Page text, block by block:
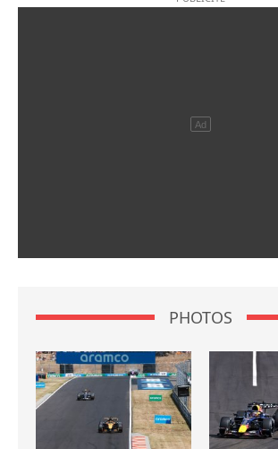
PHOTOS